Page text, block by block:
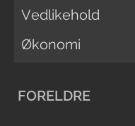
Vedlikehold
Økonomi
FORELDRE